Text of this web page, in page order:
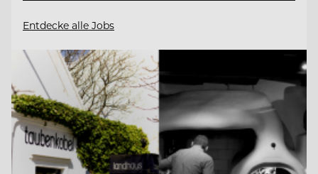
Entdecke alle Jobs